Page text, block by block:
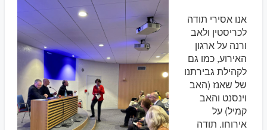
אנו אסירי תודה
לכריסטין ולאב
ורנה על ארגון
האירוע, כמו גם
לקהילת גבירתנו
של שאנז (האב
וינסנט והאב
קמיל) על
אירוחו. תודה